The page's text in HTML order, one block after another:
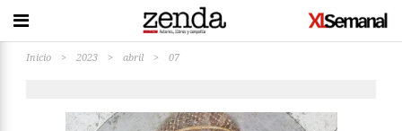
Inicio > 2023 > abril > 07